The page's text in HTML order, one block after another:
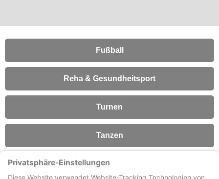
Fußball
Reha & Gesundheitsport
Turnen
Tanzen
Fitness